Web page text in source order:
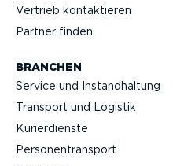
Vertrieb kontak­tieren
Partner finden
BRANCHEN
Service und Instand­haltung
Transport und Logistik
Kurier­dienste
Perso­nen­transport